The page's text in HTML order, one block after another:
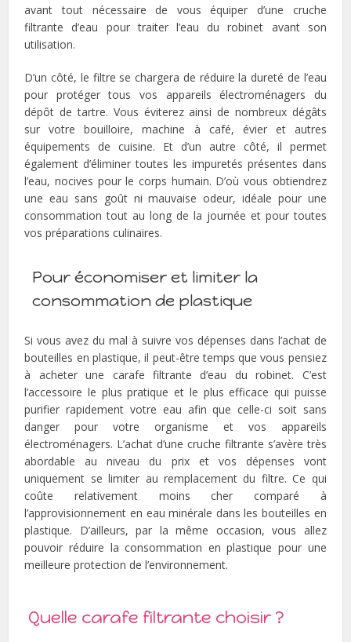
avant tout nécessaire de vous équiper d’une cruche
filtrante d’eau pour traiter l’eau du robinet avant son
utilisation.
D’un côté, le filtre se chargera de réduire la dureté de l’eau
pour protéger tous vos appareils électroménagers du
dépôt de tartre. Vous éviterez ainsi de nombreux dégâts
sur votre bouilloire, machine à café, évier et autres
équipements de cuisine. Et d’un autre côté, il permet
également d’éliminer toutes les impuretés présentes dans
l’eau, nocives pour le corps humain. D’où vous obtiendrez
une eau sans goût ni mauvaise odeur, idéale pour une
consommation tout au long de la journée et pour toutes
vos préparations culinaires.
Pour économiser et limiter la
consommation de plastique
Si vous avez du mal à suivre vos dépenses dans l’achat de
bouteilles en plastique, il peut-être temps que vous pensiez
à acheter une carafe filtrante d’eau du robinet. C’est
l’accessoire le plus pratique et le plus efficace qui puisse
purifier rapidement votre eau afin que celle-ci soit sans
danger pour votre organisme et vos appareils
électroménagers. L’achat d’une cruche filtrante s’avère très
abordable au niveau du prix et vos dépenses vont
uniquement se limiter au remplacement du filtre. Ce qui
coûte relativement moins cher comparé à
l’approvisionnement en eau minérale dans les bouteilles en
plastique. D’ailleurs, par la même occasion, vous allez
pouvoir réduire la consommation en plastique pour une
meilleure protection de l’environnement.
Quelle carafe filtrante choisir ?